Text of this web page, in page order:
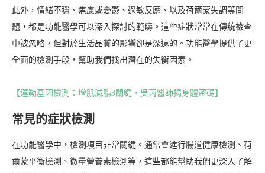
此外，情緒不穩、焦慮或憂鬱、過敏反應、以及荷爾蒙失調等問
題，都是功能醫學可以深入探討的範疇。這些症狀常常在傳統檢查
中被忽略，但對於生活品質的影響卻是深遠的。功能醫學提供了更
全面的檢測手段，幫助我們找出潛在的失衡因素。
【運動基因檢測：增肌減脂3關鍵，吳芮醫師揭身體密碼】
常見的症狀檢測
在功能醫學中，檢測項目非常關鍵。通常會進行腸道健康檢測、荷
爾蒙平衡檢測、微量營養素檢測等，這些都能幫助我們更深入了解